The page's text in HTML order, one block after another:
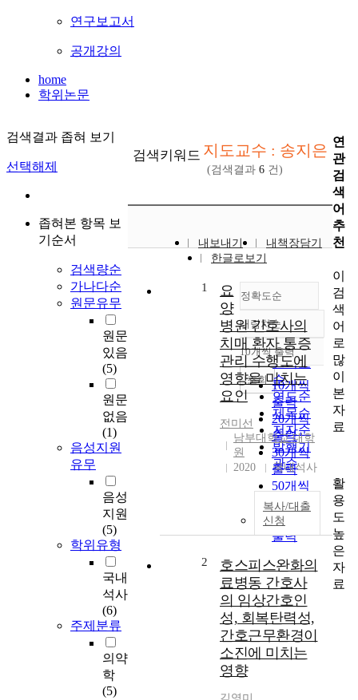
연구보고서
공개강의
home
학위논문
검색결과 좁혀 보기
선택해제
좁혀본 항목 보
기순서
검색량순
가나다순
원문유무
원문
있음
(5)
원문
없음
(1)
음성지원
유무
음성
지원
(5)
학위유형
국내
석사
(6)
주제분류
의약
학
(5)
검색키워드 지도교수 : 송지은
(검색결과 6 건)
내보내기
내책장담기
한글로보기
정확도순
정확도
순
인기도
순
연도순
제목순
저자순
발행기
관순
내림차순
내림차순
10개씩 출력
10개씩
출력
20개씩
출력
30개씩
출력
50개씩
출력
100개씩
출력
조회
1
요
양
병원 간호사의
치매 환자 통증
관리 수행도에
영향을 미치는
요인
전미선
남부대학교 대학
원
2020
국내석사
복사/대출
신청
2
호스피스완화의
료병동 간호사
의 임상간호인
성, 회복탄력성,
간호근무환경이
소진에 미치는
영향
연
관
검
색
어
추
천
이
검
색
어
로
많
이
본
자
료
활
용
도
높
은
자
료